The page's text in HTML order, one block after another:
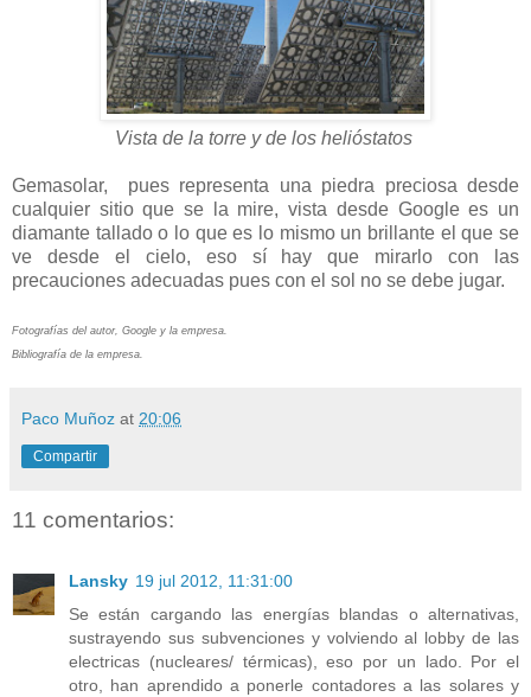
Vista de la torre y de los helióstatos
Gemasolar, pues representa una piedra preciosa desde
cualquier sitio que se la mire, vista desde Google es un
diamante tallado o lo que es lo mismo un brillante el que se
ve desde el cielo, eso sí hay que mirarlo con las
precauciones adecuadas pues con el sol no se debe jugar.
Fotografías del autor, Google y la empresa.
Bibliografía de la empresa.
Paco Muñoz at 20:06
Compartir
11 comentarios:
Lansky 19 jul 2012, 11:31:00
Se están cargando las energías blandas o alternativas,
sustrayendo sus subvenciones y volviendo al lobby de las
electricas (nucleares/ térmicas), eso por un lado. Por el
otro, han aprendido a ponerle contadores a las solares y